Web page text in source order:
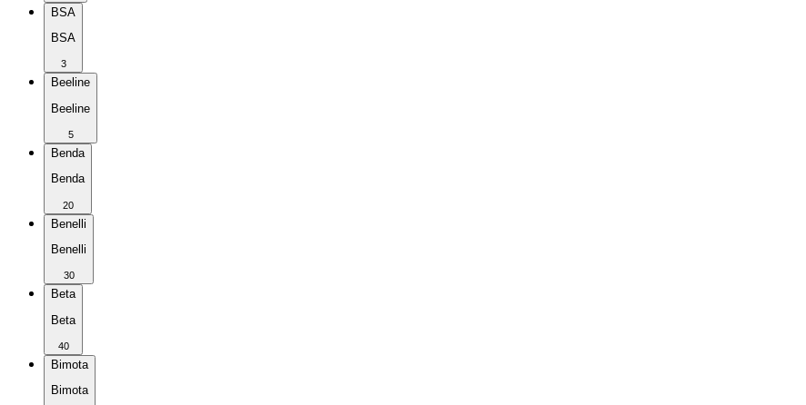
BSA
BSA
3
Beeline
Beeline
5
Benda
Benda
20
Benelli
Benelli
30
Beta
Beta
40
Bimota
Bimota